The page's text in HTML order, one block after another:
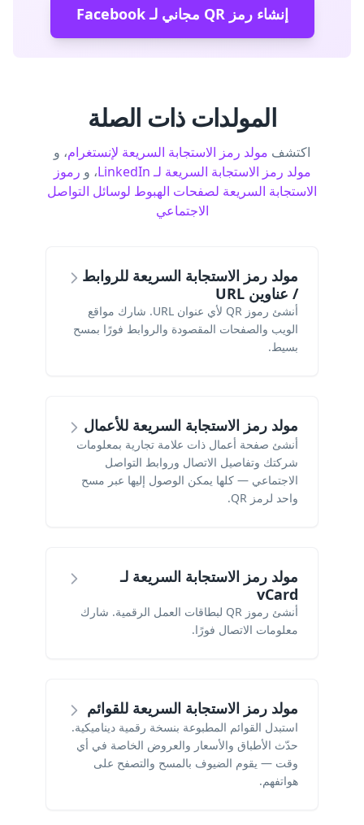
إنشاء رمز QR مجاني لـ Facebook
المولدات ذات الصلة
اكتشف مولد رمز الاستجابة السريعة لإنستغرام، و
مولد رمز الاستجابة السريعة لـ LinkedIn
، و رموز
الاستجابة السريعة لصفحات الهبوط لوسائل التواصل
الاجتماعي
مولد رمز الاستجابة السريعة للروابط
/ عناوين URL
أنشئ رموز QR لأي عنوان URL. شارك مواقع
الويب والصفحات المقصودة والروابط فورًا بمسح
بسيط.
مولد رمز الاستجابة السريعة للأعمال
أنشئ صفحة أعمال ذات علامة تجارية بمعلومات
شركتك وتفاصيل الاتصال وروابط التواصل
الاجتماعي — كلها يمكن الوصول إليها عبر مسح
واحد لرمز QR.
مولد رمز الاستجابة السريعة لـ
vCard
أنشئ رموز QR لبطاقات العمل الرقمية. شارك
معلومات الاتصال فورًا.
مولد رمز الاستجابة السريعة للقوائم
استبدل القوائم المطبوعة بنسخة رقمية ديناميكية.
حدّث الأطباق والأسعار والعروض الخاصة في أي
وقت — يقوم الضيوف بالمسح والتصفح على
هواتفهم.